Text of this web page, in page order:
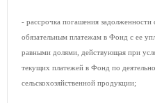
- рассрочка погашения задолженности
обязательным платежам в Фонд с ее
равными долями, действующая при
текущих платежей в Фонд по
сельскохозяйственной продукции;